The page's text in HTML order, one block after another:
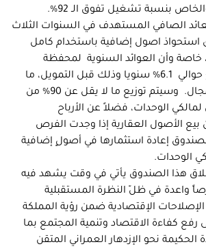
بنسبة تشغيل تفوق الـ 92%.
الصافي المستهدف في السنوات الثلاث
طريق استحواذ اصول إضافية باستخدام كامل
خاصة وأن العوائد السنوية لمحفظة
العقارات الحالية تبلغ حوالي 6.1% سنويا وذلك قبل التمويل، ما
يعد سبقًا في هذا المجال. وسيتم توزيع ما لا يقل عن 90% من
الوحدات، فضلاً عن الأرباح
بيع الأصول العقارية إذا وجدت الفرص
إعادة استثمارها في أصولٍ إضافية
الوحدات.
هذا الصندوق يأتي في وقت يشهد فيه
واعدة في ظلّ النظرة المستقبلية
الإصلاحات الإقتصادية ضمن رؤية المملكة
إلى رفع كفاءة الاقتصاد وتنمية المجتمع بما
نحو الإزدهار العمراني المتقن